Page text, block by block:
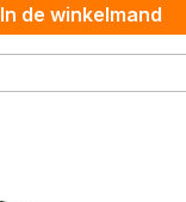
In de winkelmand